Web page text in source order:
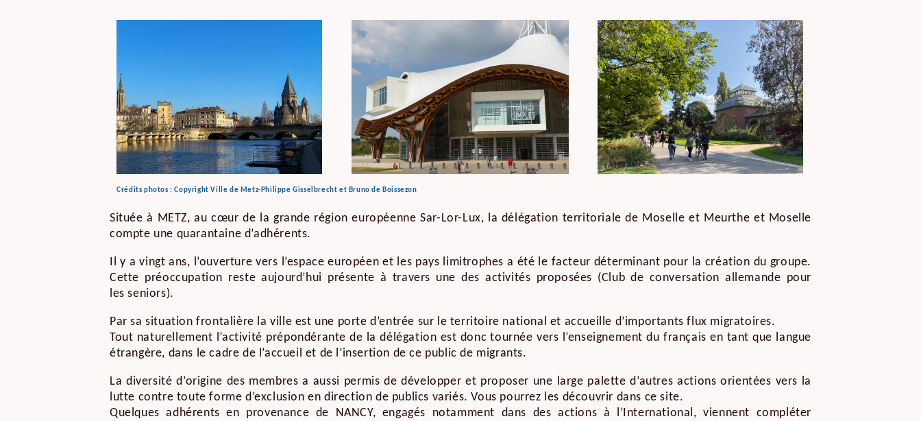
Crédits photos : Copyright Ville de Metz-Philippe Gisselbrecht et Bruno de Boissezon
Située à METZ, au cœur de la grande région européenne Sar-Lor-Lux, la délégation territoriale de Moselle et Meurthe et Moselle
compte une quarantaine d’adhérents.
Il y a vingt ans, l’ouverture vers l’espace européen et les pays limitrophes a été le facteur déterminant pour la création du groupe.
Cette préoccupation reste aujourd’hui présente à travers une des activités proposées (Club de conversation allemande pour
les seniors).
Par sa situation frontalière la ville est une porte d’entrée sur le territoire national et accueille d’importants flux migratoires.
Tout naturellement l’activité prépondérante de la délégation est donc tournée vers l’enseignement du français en tant que langue
étrangère, dans le cadre de l’accueil et de l’insertion de ce public de migrants.
La diversité d’origine des membres a aussi permis de développer et proposer une large palette d’autres actions orientées vers la
lutte contre toute forme d’exclusion en direction de publics variés. Vous pourrez les découvrir dans ce site.
Quelques adhérents en provenance de NANCY, engagés notamment dans des actions à l’International, viennent compléter